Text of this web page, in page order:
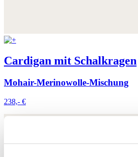
Cardigan mit Schalkragen
Mohair-Merinowolle-Mischung
238,- €